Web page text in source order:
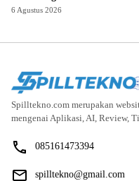
6 Agustus 2026
Spilltekno.com merupakan
mengenai Aplikasi, AI, Review,
085161473394
spilltekno@gmail.com